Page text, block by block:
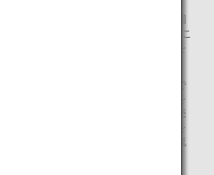
産品や魚介類などを産地から主に首都圏
短6時間という異次元の速さで運搬するこ
や魚介類などの採れたての鮮度の価値を
ができます。
産地から私たち消費者が購入できるまで
の日数が必要です。それを鮮度の価値を
変革するために、産直空輸は産地、卸売
、小売り、消費者とつながる流通全体を
ネートする「産直モデル」と呼ばれる流
と小売業者を直接結ぶ役割を担います。